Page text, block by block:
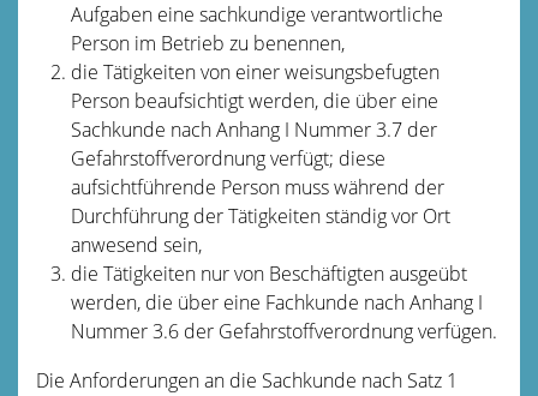
Aufgaben eine sachkundige verantwortliche
Person im Betrieb zu benennen,
die Tätigkeiten von einer weisungsbefugten
Person beaufsichtigt werden, die über eine
Sachkunde nach Anhang I Nummer 3.7 der
Gefahrstoffverordnung verfügt; diese
aufsichtführende Person muss während der
Durchführung der Tätigkeiten ständig vor Ort
anwesend sein,
die Tätigkeiten nur von Beschäftigten ausgeübt
werden, die über eine Fachkunde nach Anhang I
Nummer 3.6 der Gefahrstoffverordnung verfügen.
Die Anforderungen an die Sachkunde nach Satz 1